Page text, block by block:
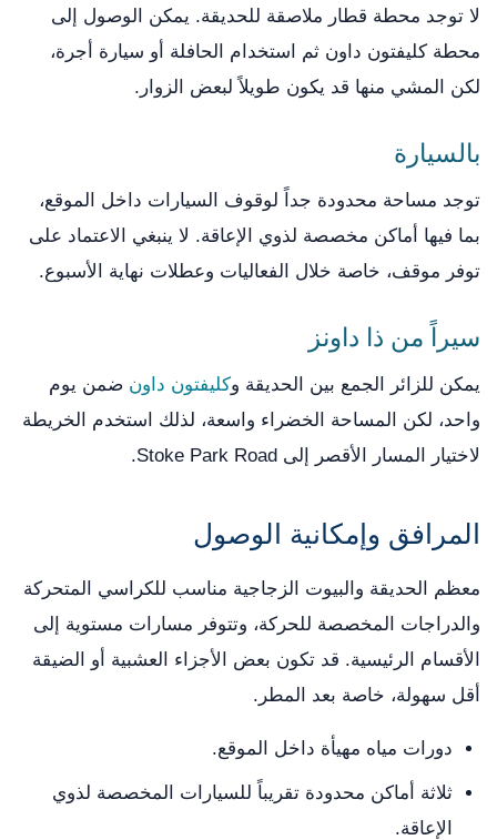
لا توجد محطة قطار ملاصقة للحديقة. يمكن الوصول إلى
محطة كليفتون داون ثم استخدام الحافلة أو سيارة أجرة،
لكن المشي منها قد يكون طويلاً لبعض الزوار.
بالسيارة
توجد مساحة محدودة جداً لوقوف السيارات داخل الموقع،
بما فيها أماكن مخصصة لذوي الإعاقة. لا ينبغي الاعتماد على
توفر موقف، خاصة خلال الفعاليات وعطلات نهاية الأسبوع.
سيراً من ذا داونز
يمكن للزائر الجمع بين الحديقة وكليفتون داون ضمن يوم
واحد، لكن المساحة الخضراء واسعة، لذلك استخدم الخريطة
لاختيار المسار الأقصر إلى Stoke Park Road.
المرافق وإمكانية الوصول
معظم الحديقة والبيوت الزجاجية مناسب للكراسي المتحركة
والدراجات المخصصة للحركة، وتتوفر مسارات مستوية إلى
الأقسام الرئيسية. قد تكون بعض الأجزاء العشبية أو الضيقة
أقل سهولة، خاصة بعد المطر.
دورات مياه مهيأة داخل الموقع.
ثلاثة أماكن محدودة تقريباً للسيارات المخصصة لذوي
الإعاقة.